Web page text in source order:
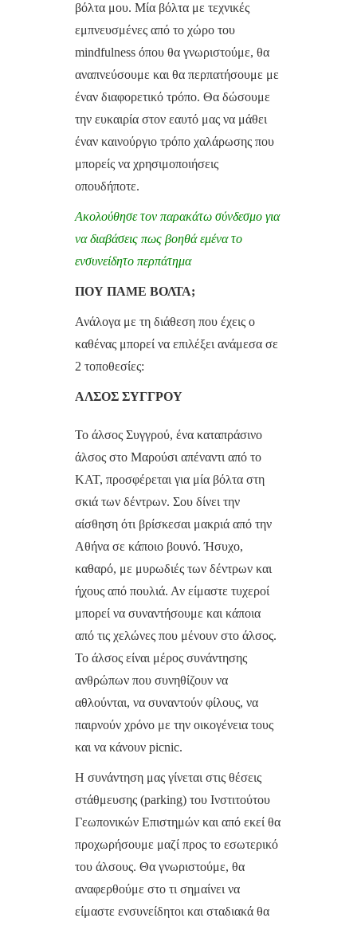
βόλτα μου. Μία βόλτα με τεχνικές
εμπνευσμένες από το χώρο του
mindfulness όπου θα γνωριστούμε, θα
αναπνεύσουμε και θα περπατήσουμε με
έναν διαφορετικό τρόπο. Θα δώσουμε
την ευκαιρία στον εαυτό μας να μάθει
έναν καινούργιο τρόπο χαλάρωσης που
μπορείς να χρησιμοποιήσεις
οπουδήποτε.
Ακολούθησε τον παρακάτω σύνδεσμο για
να διαβάσεις πως βοηθά εμένα το
ενσυνείδητο περπάτημα
ΠΟΥ ΠΑΜΕ ΒΟΛΤΑ;
Ανάλογα με τη διάθεση που έχεις ο
καθένας μπορεί να επιλέξει ανάμεσα σε
2 τοποθεσίες:
ΑΛΣΟΣ ΣΥΓΓΡΟΥ
Το άλσος Συγγρού, ένα καταπράσινο
άλσος στο Μαρούσι απέναντι από το
ΚΑΤ, προσφέρεται για μία βόλτα στη
σκιά των δέντρων. Σου δίνει την
αίσθηση ότι βρίσκεσαι μακριά από την
Αθήνα σε κάποιο βουνό. Ήσυχο,
καθαρό, με μυρωδιές των δέντρων και
ήχους από πουλιά. Αν είμαστε τυχεροί
μπορεί να συναντήσουμε και κάποια
από τις χελώνες που μένουν στο άλσος.
Το άλσος είναι μέρος συνάντησης
ανθρώπων που συνηθίζουν να
αθλούνται, να συναντούν φίλους, να
παιρνούν χρόνο με την οικογένεια τους
και να κάνουν picnic.
Η συνάντηση μας γίνεται στις θέσεις
στάθμευσης (parking) του Ινστιτούτου
Γεωπονικών Επιστημών και από εκεί θα
προχωρήσουμε μαζί προς το εσωτερικό
του άλσους. Θα γνωριστούμε, θα
αναφερθούμε στο τι σημαίνει να
είμαστε ενσυνείδητοι και σταδιακά θα